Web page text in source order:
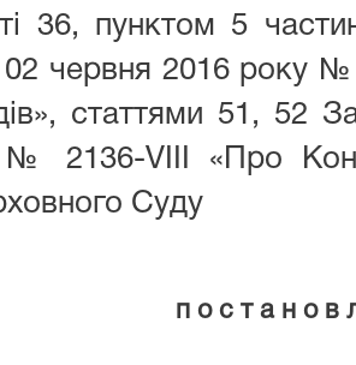
36, пунктом 5
02 червня 2016 року №
статтями 51, 52
2136-VIII «Про
Суду
п о с т а н о в